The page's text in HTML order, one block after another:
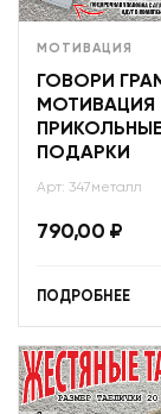
МОТИВАЦИЯ
ГОВОРИ
МОТИВАЦИЯ
ПРИКОЛЬНЫЕ
ПОДАРКИ
Арт: 347металл
790,00 ₽
ПОДРОБНЕЕ